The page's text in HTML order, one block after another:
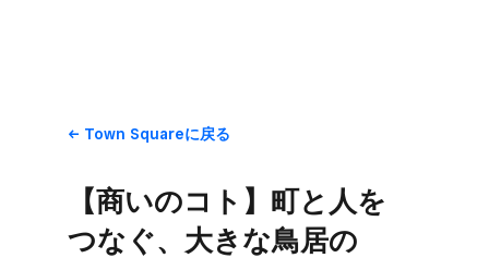
Town Squareに​戻る
【商いの​コト】町と​人を​
つなぐ、​大きな​鳥居の​